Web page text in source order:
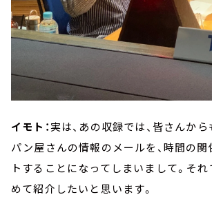
イモト：実は、あの収録では、皆さんか
パン屋さんの情報のメールを、時間の
トすることになってしまいまして。それ
めて紹介したいと思います。